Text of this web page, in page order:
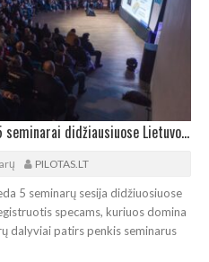
PRASIDEDA KNAUF PAVASARIS: 5 seminarai didžiausiuose Lietuvos miestuose
PILOTAS.LT
5 seminarų sesija didžiuosiuose
specams, kuriuos domina
dalyviai patirs penkis seminarus